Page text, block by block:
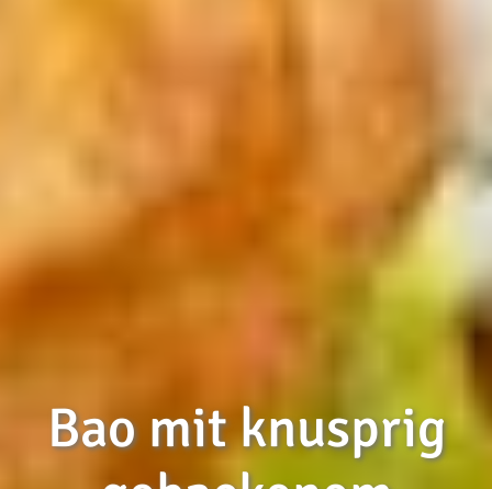
Bao mit knusprig